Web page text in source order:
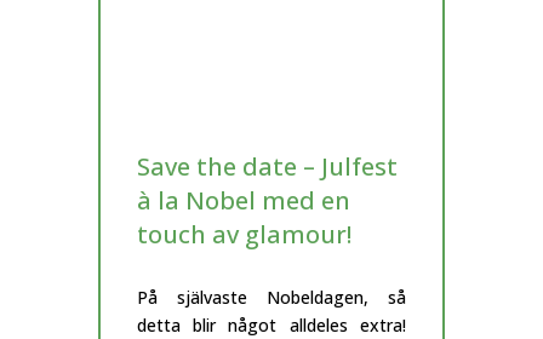
Save the date – Julfest
à la Nobel med en
touch av glamour!
På självaste Nobeldagen, så
detta blir något alldeles extra!